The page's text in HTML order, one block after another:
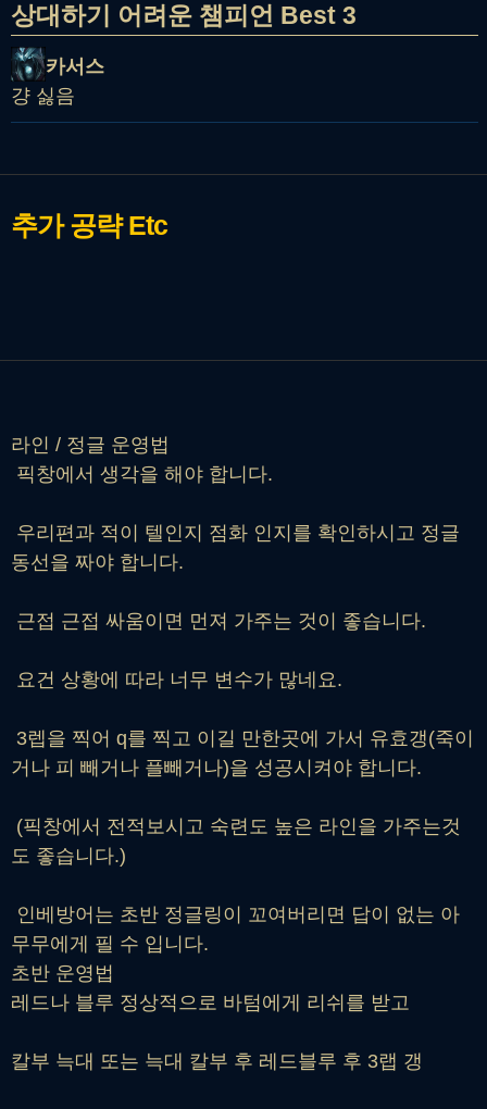
상대하기 어려운 챔피언 Best 3
카서스
걍 싫음
추가 공략Etc
라인 / 정글 운영법
픽창에서 생각을 해야 합니다.
우리편과 적이 텔인지 점화 인지를 확인하시고 정글
동선을 짜야 합니다.
근접 근접 싸움이면 먼져 가주는 것이 좋습니다.
요건 상황에 따라 너무 변수가 많네요.
3렙을 찍어 q를 찍고 이길 만한곳에 가서 유효갱(죽이
거나 피 빼거나 플빼거나)을 성공시켜야 합니다.
(픽창에서 전적보시고 숙련도 높은 라인을 가주는것
도 좋습니다.)
인베방어는 초반 정글링이 꼬여버리면 답이 없는 아
무무에게 필 수 입니다.
초반 운영법
레드나 블루 정상적으로 바텀에게 리쉬를 받고
칼부 늑대 또는 늑대 칼부 후 레드블루 후 3랩 갱